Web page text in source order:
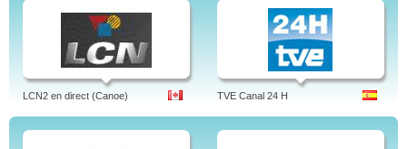
LCN2 en direct (Canoe) TVE Canal 24 H